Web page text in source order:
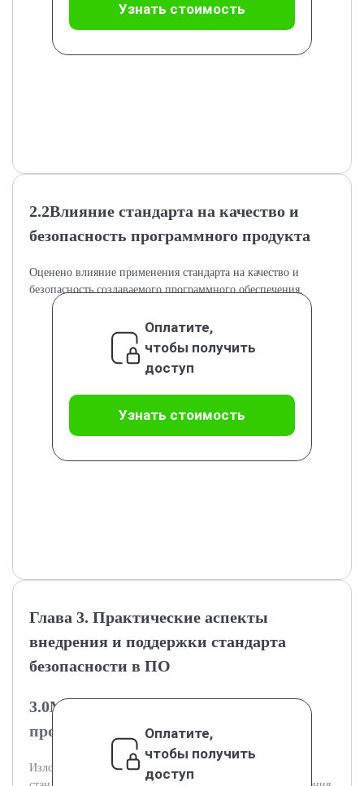
Узнать стоимость
2.2Влияние стандарта на качество и
безопасность программного продукта
Оценено влияние применения стандарта на качество и
безопасность создаваемого программного обеспечения.
Оплатите,
чтобы получить
доступ
Узнать стоимость
Глава 3. Практические аспекты
внедрения и поддержки стандарта
безопасности в ПО
3.0Методы внедрения стандарта в
процессы разработки ПО
Изложены способы и этапы практического внедрения
Оплатите,
чтобы получить
доступ